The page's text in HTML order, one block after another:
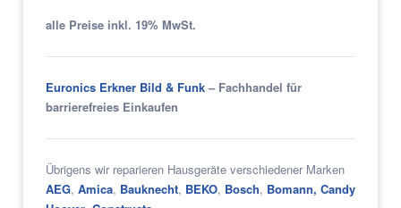
alle Preise inkl. 19% MwSt.
Euronics Erkner Bild & Funk – Fachhandel für
barrierefreies Einkaufen
Übrigens wir reparieren Hausgeräte verschiedener Marken
AEG, Amica, Bauknecht, BEKO, Bosch, Bomann, Candy